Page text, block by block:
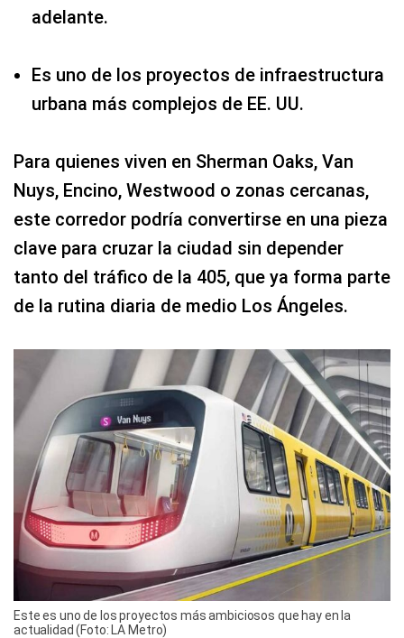
adelante.
Es uno de los proyectos de infraestructura
urbana más complejos de EE. UU.
Para quienes viven en Sherman Oaks, Van
Nuys, Encino, Westwood o zonas cercanas,
este corredor podría convertirse en una pieza
clave para cruzar la ciudad sin depender
tanto del tráfico de la 405, que ya forma parte
de la rutina diaria de medio Los Ángeles.
Este es uno de los proyectos más ambiciosos que hay en la
actualidad (Foto: LA Metro)